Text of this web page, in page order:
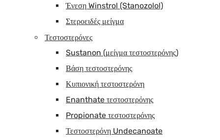
Ένεση Winstrol (Stanozolol)
Στεροειδές μείγμα
Τεστοστερόνες
Sustanon (μείγμα τεστοστερόνης)
Βάση τεστοστερόνης
Κυπιονική τεστοστερόνη
Enanthate τεστοστερόνης
Propionate τεστοστερόνης
Τεστοστερόνη Undecanoate